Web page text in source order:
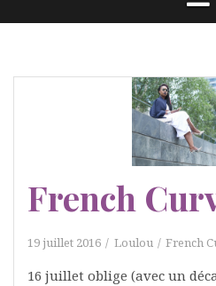
French
19 juillet 2016 Loulou French
16 juillet oblige (avec un